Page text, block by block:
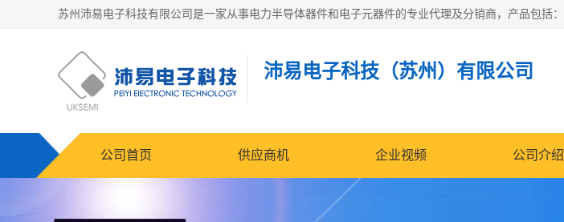
沛易电子科技（苏州）有限公司
公司首页 供应商机 企业视频 公司介绍